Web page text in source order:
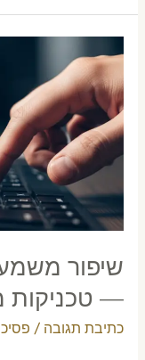
שיפור
— טכניקות
כתיבת תגובה /
משמעת
עצמית
בסוחר
יומי
—
טכניקות
מעשיות
2026